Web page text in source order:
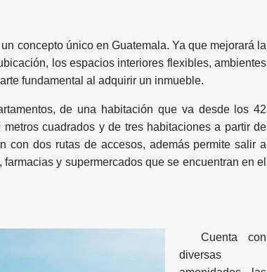
concepto único en Guatemala. Ya que mejorará la
los espacios interiores flexibles, ambientes
fundamental al adquirir un inmueble.
de una habitación que va desde los 42
cuadrados y de tres habitaciones a partir de
con dos rutas de accesos, además permite salir a
y supermercados que se encuentran en el
Cuenta con
diversas